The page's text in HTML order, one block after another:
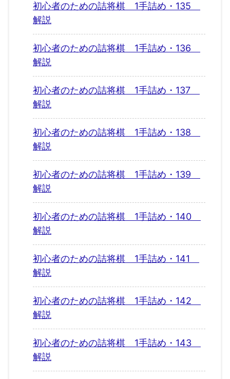
初心者のための詰将棋 1手詰め・135
解説
初心者のための詰将棋 1手詰め・136
解説
初心者のための詰将棋 1手詰め・137
解説
初心者のための詰将棋 1手詰め・138
解説
初心者のための詰将棋 1手詰め・139
解説
初心者のための詰将棋 1手詰め・140
解説
初心者のための詰将棋 1手詰め・141
解説
初心者のための詰将棋 1手詰め・142
解説
初心者のための詰将棋 1手詰め・143
解説